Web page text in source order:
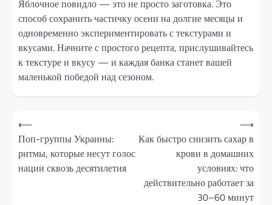
Яблочное повидло — это не просто заготовка. Это
способ сохранить частичку осени на долгие месяцы и
одновременно экспериментировать с текстурами и
вкусами. Начните с простого рецепта, прислушивайтесь
к текстуре и вкусу — и каждая банка станет вашей
маленькой победой над сезоном.
Навигация
по
записям
⟵
Поп-группы Украины:
ритмы, которые несут голос
нации сквозь десятилетия
Как быстро снизить сахар в
крови в домашних
условиях: что
действительно работает за
30–60 минут
⟶